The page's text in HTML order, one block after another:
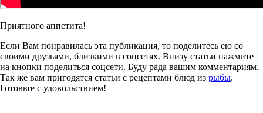
Приятного аппетита!
Если Вам понравилась эта публикация, то поделитесь ею со
своими друзьями, близкими в соцсетях. Внизу статьи нажмите
на кнопки поделиться соцсети. Буду рада вашим комментариям.
Так же вам пригодятся статьи с рецептами блюд из рыбы.
Готовьте с удовольствием!